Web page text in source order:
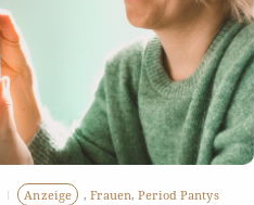
Anzeige ,Frauen,Period Pantys